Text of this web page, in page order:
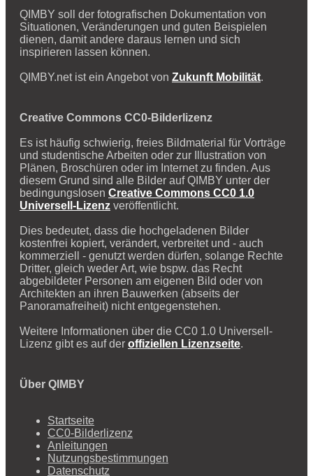
QIMBY soll der fotografischen Dokumentation von
Situationen, Veränderungen und guten Beispielen
dienen, damit andere daraus lernen und sich
inspirieren lassen können.
QIMBY.net ist ein Angebot von Zukunft Mobilität.
Creative Commons CC0-Bilderlizenz
Es ist häufig schwierig, freies Bildmaterial für Vorträge
und studentische Arbeiten oder zur Illustration von
Plänen, Broschüren oder im Internet zu finden. Aus
diesem Grund sind alle Bilder auf QIMBY unter der
bedingungslosen Creative Commons CC0 1.0
Universell-Lizenz veröffentlicht.
Dies bedeutet, dass die hochgeladenen Bilder
kostenfrei kopiert, verändert, verbreitet und - auch
kommerziell - genutzt werden dürfen, solange Rechte
Dritter, gleich weder Art, wie bspw. das Recht
abgebildeter Personen am eigenen Bild oder von
Architekten an ihren Bauwerken (abseits der
Panoramafreiheit) nicht entgegenstehen.
Weitere Informationen über die CC0 1.0 Universell-
Lizenz gibt es auf der offiziellen Lizenzseite.
Über QIMBY
Startseite
CC0-Bilderlizenz
Anleitungen
Nutzungsbestimmungen
Datenschutz